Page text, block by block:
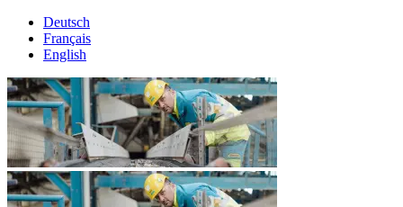
Deutsch
Français
English